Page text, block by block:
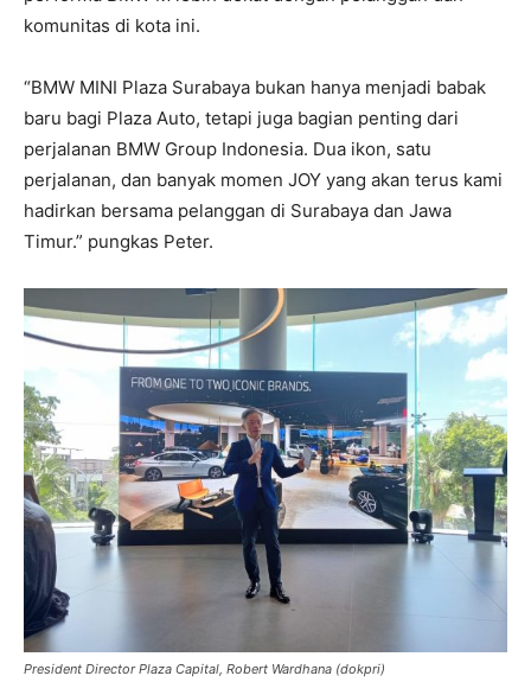
komunitas di kota ini.
“BMW MINI Plaza Surabaya bukan hanya menjadi babak
baru bagi Plaza Auto, tetapi juga bagian penting dari
perjalanan BMW Group Indonesia. Dua ikon, satu
perjalanan, dan banyak momen JOY yang akan terus kami
hadirkan bersama pelanggan di Surabaya dan Jawa
Timur.” pungkas Peter.
President Director Plaza Capital, Robert Wardhana (dokpri)